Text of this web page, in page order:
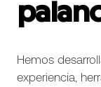
Hemos
experiencia,